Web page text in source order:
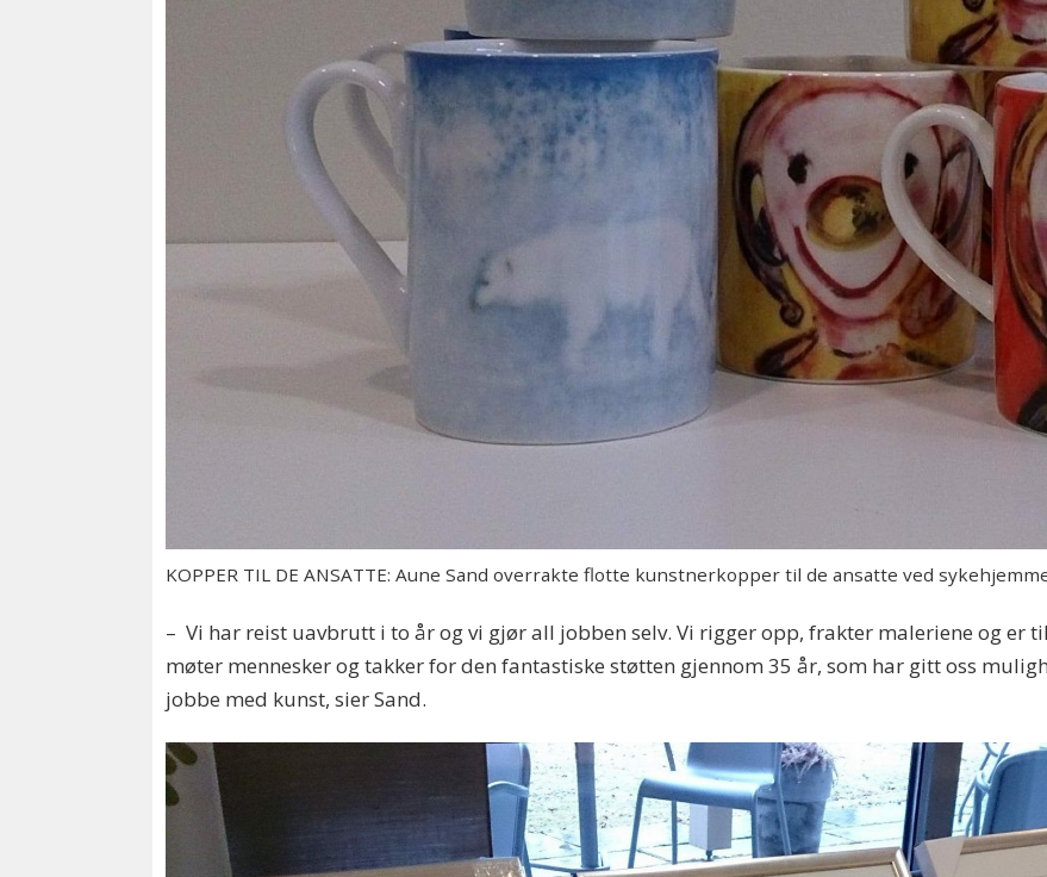
KOPPER TIL DE ANSATTE: Aune Sand overrakte flotte kunstnerkopper til de ansatte ved
– Vi har reist uavbrutt i to år og vi gjør all jobben selv. Vi rigger opp, frakter maleriene og er
møter mennesker og takker for den fantastiske støtten gjennom 35 år, som har gitt oss
jobbe med kunst, sier Sand.